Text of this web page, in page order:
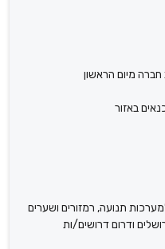
חברה מיום הראשון
תנועה, רמזורים ושערים
ודרום דרושים/ות